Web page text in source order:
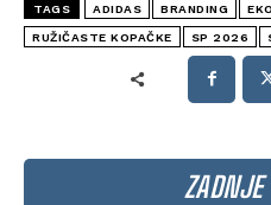
TAGS ADIDAS BRANDING
RUŽIČASTE KOPAČKE SP 2026